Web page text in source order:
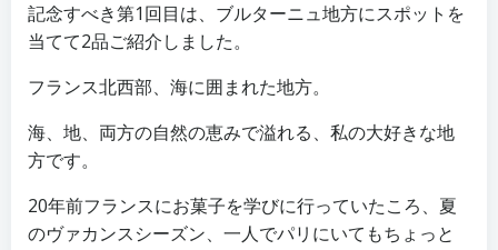
記念すべき第1回目は、ブルターニュ地方にスポットを
当てて2品ご紹介しました。
フランス北西部、海に囲まれた地方。
海、地、両方の自然の恵みで溢れる、私の大好きな地
方です。
20年前フランスにお菓子を学びに行っていたころ、夏
のヴァカンスシーズン、一人でパリにいてもちょっと